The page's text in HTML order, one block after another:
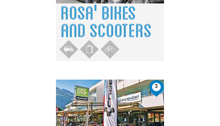
ROSA' BIKES
AND SCOOTERS
3